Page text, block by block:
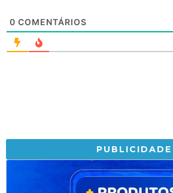
0 COMENTÁRIOS
PUBLICIDADE